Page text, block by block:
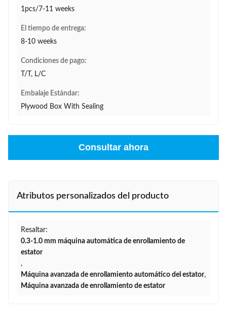
1pcs/7-11 weeks
El tiempo de entrega:
8-10 weeks
Condiciones de pago:
T/T, L/C
Embalaje Estándar:
Plywood Box With Sealing
Consultar ahora
Atributos personalizados del producto
Resaltar:
0.3-1.0 mm máquina automática de enrollamiento de
estator
,
Máquina avanzada de enrollamiento automático del estator,
Máquina avanzada de enrollamiento de estator